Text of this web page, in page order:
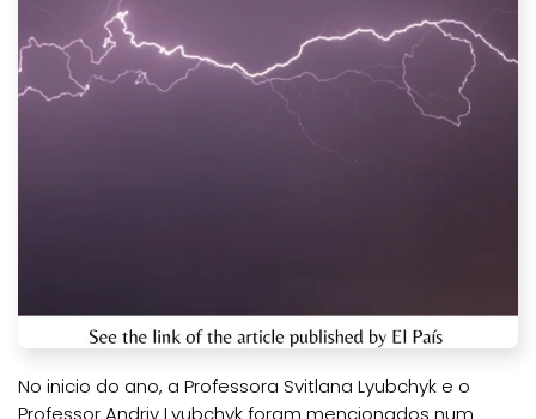
No inicio do ano, a Professora Svitlana Lyubchyk e o
Professor Andriy Lyubchyk foram mencionados num